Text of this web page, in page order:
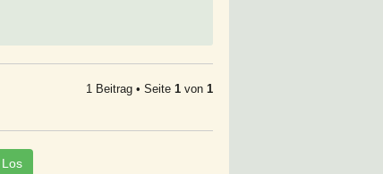
1 Beitrag • Seite 1 von 1